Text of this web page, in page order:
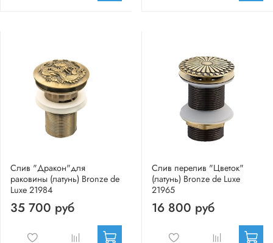
Слив "Дракон"для
раковины (латунь) Bronze de
Luxe 21984
35 700 руб
Слив перелив "Цветок"
(латунь) Bronze de Luxe
21965
16 800 руб